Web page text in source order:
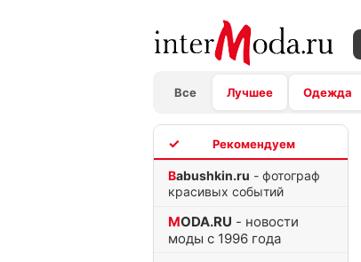
Все Лучшее Одежда
Babushkin.ru - фотограф
красивых событий
MODA.RU - новости
моды с 1996 года